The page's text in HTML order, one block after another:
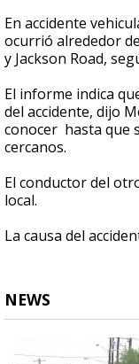
En accidente
ocurrió alrededor
y Jackson Road,
El informe indica
del accidente, dijo
conocer hasta que
cercanos.
El conductor del
local.
La causa del
NEWS